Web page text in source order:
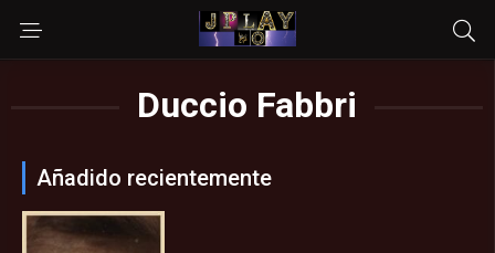
Duccio Fabbri
Añadido recientemente